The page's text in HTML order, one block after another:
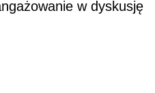
w dyskusję